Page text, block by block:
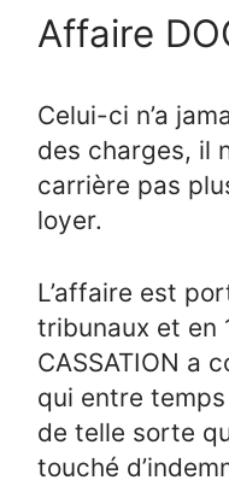
Affaire
Celui-ci n’a
des charges, il
carrière pas
loyer.
L’affaire est
tribunaux et en
CASSATION a
qui entre
de telle sorte
touché